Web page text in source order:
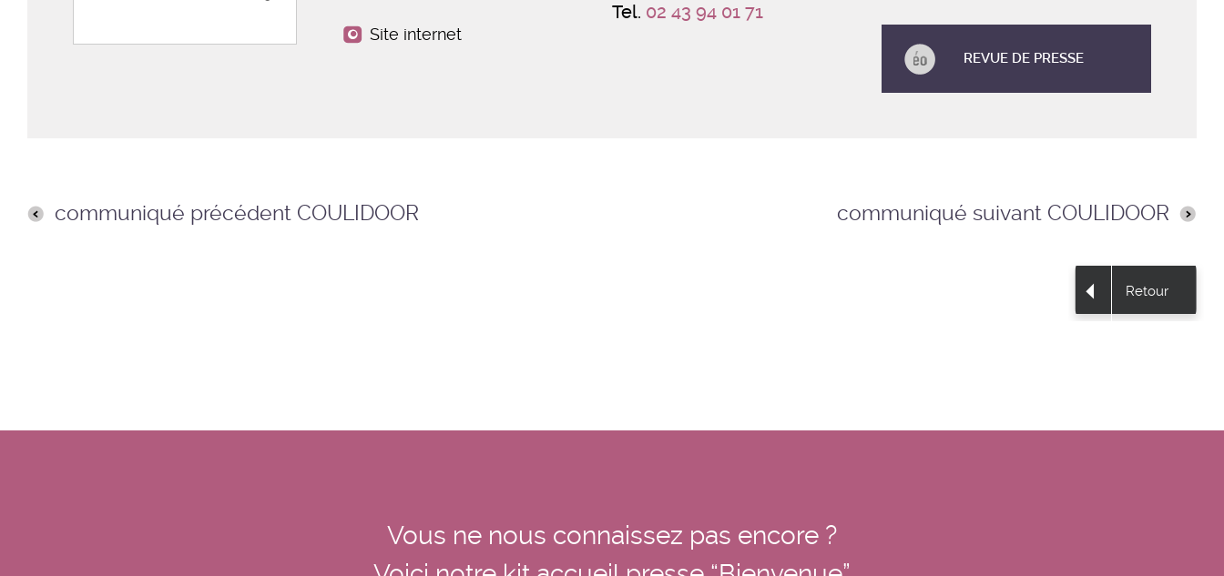
Site internet
Tel. 02 43 94 01 71
REVUE DE PRESSE
communiqué précédent COULIDOOR communiqué suivant COULIDOOR
Retour
Vous ne nous connaissez pas encore ?